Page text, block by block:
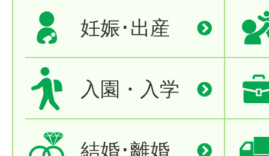
妊娠･出産
入園・入学
結婚･離婚